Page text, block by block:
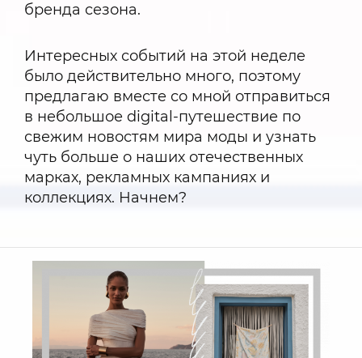
бренда сезона.
Интересных событий на этой неделе
было действительно много, поэтому
предлагаю вместе со мной отправиться
в небольшое digital-путешествие по
свежим новостям мира моды и узнать
чуть больше о наших отечественных
марках, рекламных кампаниях и
коллекциях. Начнем?